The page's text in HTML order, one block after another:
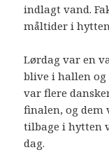
indlagt vand.
måltider i
Lørdag var en
blive i hallen
var flere
finalen, og dem
tilbage i hytten
dag.